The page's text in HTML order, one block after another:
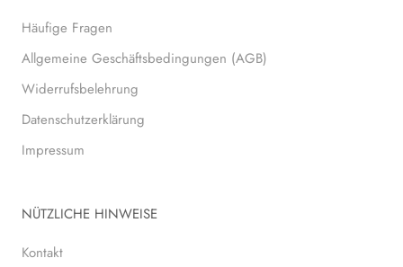
Häufige Fragen
Allgemeine Geschäftsbedingungen (AGB)
Widerrufsbelehrung
Datenschutzerklärung
Impressum
NÜTZLICHE HINWEISE
Kontakt